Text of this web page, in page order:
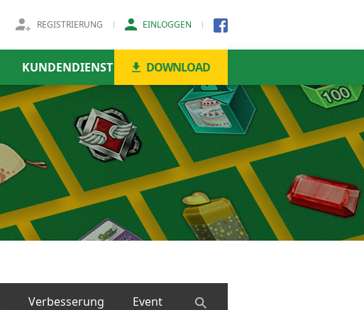
REGISTRIERUNG EINLOGGEN
KUNDENDIENST DOWNLOAD
Verbesserung Event